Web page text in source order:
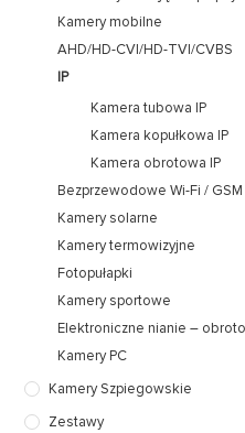
Kamery mobilne
AHD/HD-CVI/HD-TVI/CVBS
IP
Kamera tubowa IP
Kamera kopułkowa IP
Kamera obrotowa IP
Bezprzewodowe Wi-Fi / GSM
Kamery solarne
Kamery termowizyjne
Fotopułapki
Kamery sportowe
Elektroniczne nianie –
Kamery PC
Kamery Szpiegowskie
Zestawy